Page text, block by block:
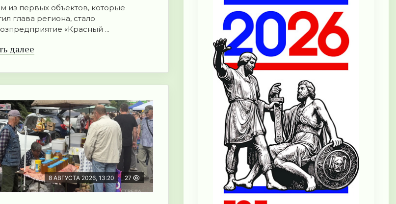
из первых объектов, которые
глава региона, стало
«Красный ...
далее
8 АВГУСТА 2026, 13:20 27